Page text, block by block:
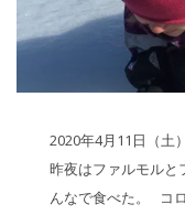
2020年4月11日（土
昨夜はファルモルと
んなで食べた。 コ